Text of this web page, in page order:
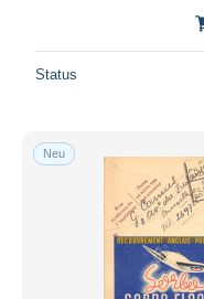
Status
Neu